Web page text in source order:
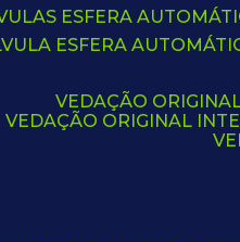
ESFERA
ESFERA
VEDAÇÃO
VEDAÇÃO ORIGINAL